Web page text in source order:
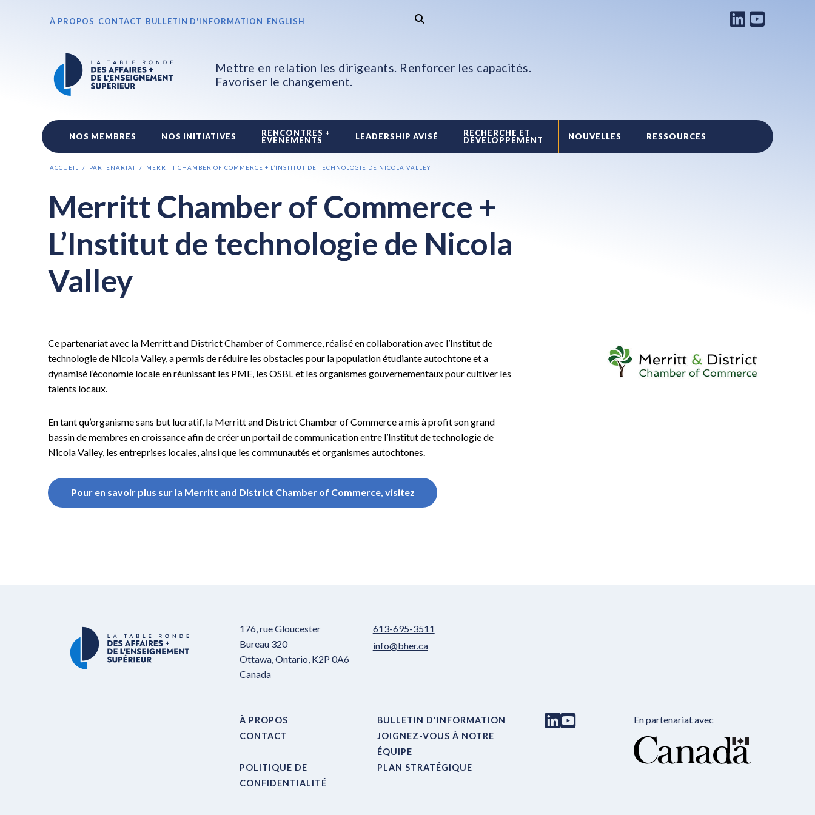
À PROPOS CONTACT BULLETIN D'INFORMATION ENGLISH
Mettre en relation les dirigeants. Renforcer les capacités.
Favoriser le changement.
NOS MEMBRES NOS INITIATIVES RENCONTRES +
ÉVÉNEMENTS LEADERSHIP AVISÉ RECHERCHE ET
DÉVELOPPEMENT NOUVELLES RESSOURCES
ACCUEIL PARTENARIAT MERRITT CHAMBER OF COMMERCE + L’INSTITUT DE TECHNOLOGIE DE NICOLA VALLEY
Merritt Chamber of Commerce +
L’Institut de technologie de Nicola
Valley
Ce partenariat avec la Merritt and District Chamber of Commerce, réalisé en collaboration avec l’Institut de
technologie de Nicola Valley, a permis de réduire les obstacles pour la population étudiante autochtone et a
dynamisé l’économie locale en réunissant les PME, les OSBL et les organismes gouvernementaux pour cultiver les
talents locaux.
En tant qu’organisme sans but lucratif, la Merritt and District Chamber of Commerce a mis à profit son grand
bassin de membres en croissance afin de créer un portail de communication entre l’Institut de technologie de
Nicola Valley, les entreprises locales, ainsi que les communautés et organismes autochtones.
Pour en savoir plus sur la Merritt and District Chamber of Commerce, visitez
176, rue Gloucester
Bureau 320
Ottawa, Ontario, K2P 0A6
Canada
613-695-3511
info@bher.ca
À PROPOS
BULLETIN D'INFORMATION
CONTACT
JOIGNEZ-VOUS À NOTRE
ÉQUIPE
POLITIQUE DE
CONFIDENTIALITÉ
PLAN STRATÉGIQUE
En partenariat avec